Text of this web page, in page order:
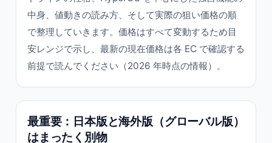
中身、値動きの読み方、そして実際の狙い価格の順
で整理していきます。価格はすべて変動するため目
安レンジで示し、最新の現在価格は各 EC で確認する
前提で読んでください（2026 年時点の情報）。
最重要：日本版と海外版（グローバル版）
はまったく別物